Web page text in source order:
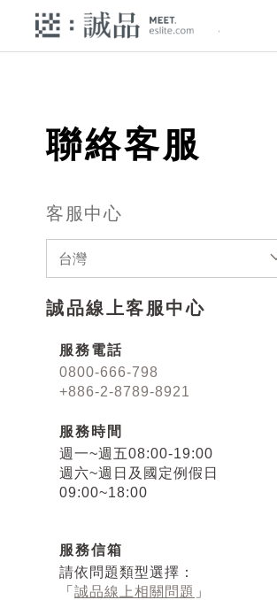
聯絡客服
客服中心
台灣
誠品線上客服中心
服務電話
0800-666-798
+886-2-8789-8921
服務時間
週一~週五08:00-19:00
週六~週日及國定例假日
09:00~18:00
服務信箱
請依問題類型選擇：
「 誠品線上相關問題 」